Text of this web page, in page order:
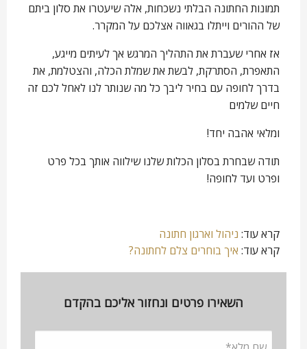
תמונות החתונה הבלתי נשכחות, אלה שיעטרו את סלון ביתם
של ההורים וייתלו בגאווה אצלכם על המקרר.
אז אחרי שעברת את התהליך המרגש אך לעיתים מייגע,
התאפרת, הסתרקת, לבשת את שמלת הכלה, והצטלמת, את
בדרך לחופה עם בחיר ליבך כל מה שנותר לנו לאחל לכם זה
חיים שלמים
ומלאי אהבה יחד!
תודה שבחרת בסלון הכלות שלנו שילווה אותך בכל פרט
ופרט ועד לחופה!
קרא עוד: ניהול וארגון חתונה
קרא עוד: איך בוחרים צלם לחתונה?
השאירו פרטים ונחזור אליכם בהקדם